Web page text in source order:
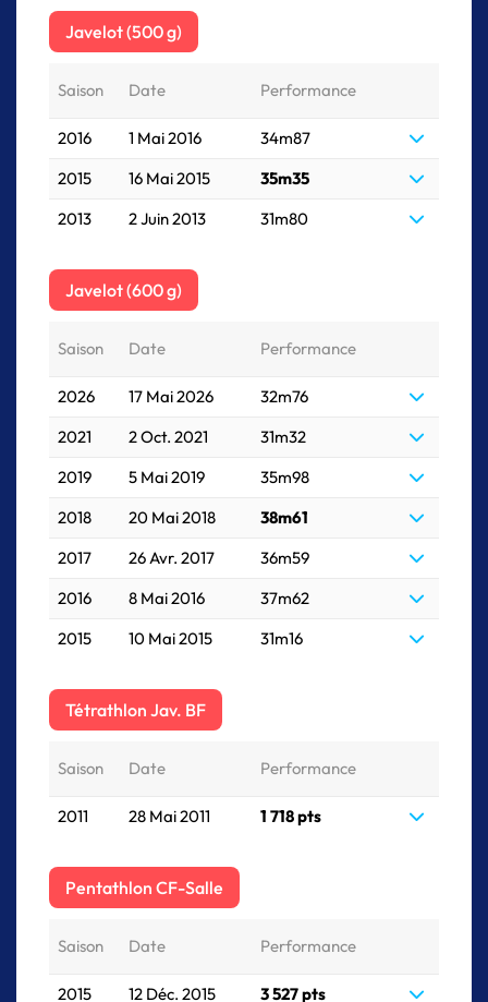
Javelot (500 g)
Saison Date Performance
2016 1 Mai 2016
34m87
2015
16 Mai 2015
35m35
2013
2 Juin 2013 31m80
Javelot (600 g)
Saison Date Performance
2026 17 Mai 2026
32m76
2021
2 Oct. 2021
31m32
2019
5 Mai 2019
35m98
2018
20 Mai 2018
38m61
2017
26 Avr. 2017
36m59
2016
8 Mai 2016
37m62
2015
10 Mai 2015 31m16
Tétrathlon Jav. BF
Saison Date Performance
2011 28 Mai 2011 1 718 pts
Pentathlon CF-Salle
Saison Date Performance
2015 12 Déc. 2015 3 527 pts